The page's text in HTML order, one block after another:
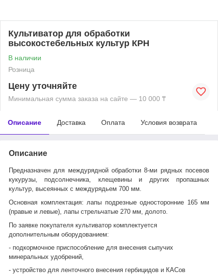
Культиватор для обработки
высокостебельных культур КРН
В наличии
Розница
Цену уточняйте
Минимальная сумма заказа на сайте — 10 000 ₸
Описание Доставка Оплата Условия возврата
Описание
Предназначен для междурядной обработки 8-ми рядных посевов
кукурузы, подсолнечника, клещевины и других пропашных
культур, высеянных с междурядьем 700 мм.
Основная комплектация: лапы подрезные односторонние 165 мм
(правые и левые), лапы стрельчатые 270 мм, долото.
По заявке покупателя культиватор комплектуется
дополнительным оборудованием:
- подкормочное приспособление для внесения сыпучих
минеральных удобрений,
- устройство для ленточного внесения гербицидов и КАСов